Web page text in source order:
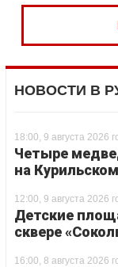
НОВОСТИ В
18:00, 9 августа 2026
Четыре
на
12:00, 9 августа 2026
Детские
сквере
16:00, 8 августа 2026